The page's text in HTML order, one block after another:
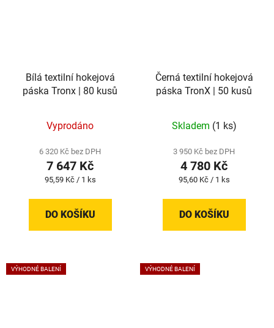
Bílá textilní hokejová
páska Tronx | 80 kusů
Vyprodáno
6 320 Kč bez DPH
7 647 Kč
Měrná
95,59 Kč / 1 ks
DO KOŠÍKU
Černá textilní hokejová
páska TronX | 50 kusů
Skladem (1 ks)
3 950 Kč bez DPH
4 780 Kč
Měrná
95,60 Kč / 1 ks
DO KOŠÍKU
VÝHODNÉ BALENÍ VÝHODNÉ BALENÍ